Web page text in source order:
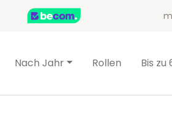
Nach Jahr Rollen Bis zu